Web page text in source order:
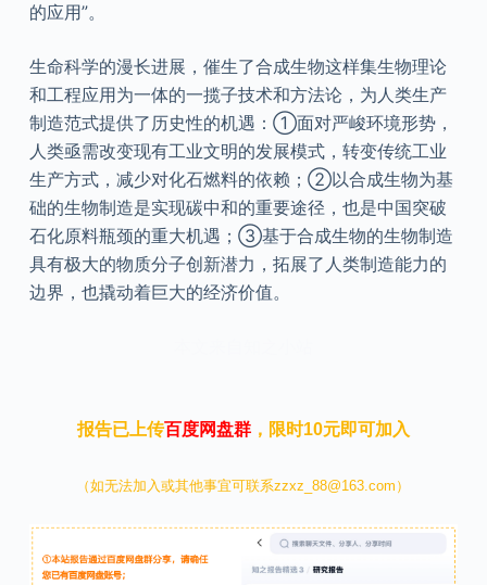
的应用”。
生命科学的漫长进展，催生了合成生物这样集生物理论
和工程应用为一体的一揽子技术和方法论，为人类生产
制造范式提供了历史性的机遇：①面对严峻环境形势，
人类亟需改变现有工业文明的发展模式，转变传统工业
生产方式，减少对化石燃料的依赖；②以合成生物为基
础的生物制造是实现碳中和的重要途径，也是中国突破
石化原料瓶颈的重大机遇；③基于合成生物的生物制造
具有极大的物质分子创新潜力，拓展了人类制造能力的
边界，也撬动着巨大的经济价值。
报告已上传百度网盘群，限时10元即可加入
（如无法加入或其他事宜可联系zzxz_88@163.com）